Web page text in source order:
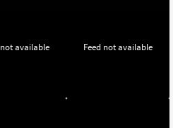
not available Feed not available